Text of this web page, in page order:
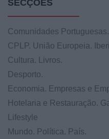
SECÇÕES
Comunidades Portuguesas.
CPLP. União Europeia.
Cultura. Livros.
Desporto.
Economia. Empresas e
Hotelaria e Restauração.
Lifestyle
Mundo. Política. País.